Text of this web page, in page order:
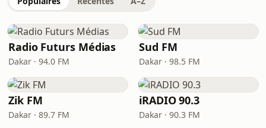
Radio Futurs Médias
Dakar · 94.0 FM
Sud FM
Dakar · 98.5 FM
Zik FM
Dakar · 89.7 FM
iRADIO 90.3
Dakar · 90.3 FM